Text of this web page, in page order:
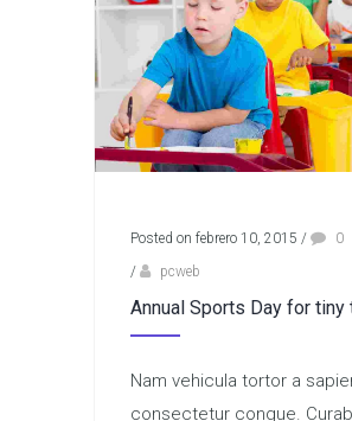
Posted on febrero 10, 2015 /
0
/
pcweb
Annual Sports Day for tiny
Nam vehicula tortor a
consectetur congue.